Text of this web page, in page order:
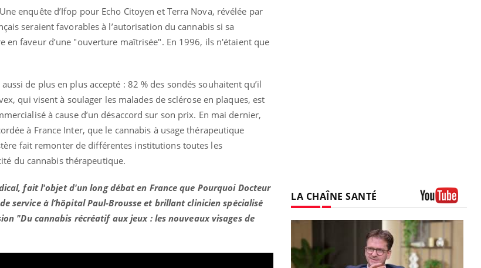
enquête d’Ifop pour Echo Citoyen et Terra Nova, révélée par
seraient favorables à l’autorisation du cannabis si sa
en faveur d’une "ouverture maîtrisée". En 1996, ils n'étaient que
de plus en plus accepté : 82 % des sondés souhaitent qu’il
qui visent à soulager les malades de sclérose en plaques, est
à cause d’un désaccord sur son prix. En mai dernier,
à France Inter, que le cannabis à usage thérapeutique
fait remonter de différentes institutions toutes les
du cannabis thérapeutique.
fait l'objet d'un long débat en France que Pourquoi Docteur
service à l’hôpital Paul-Brousse et brillant clinicien spécialisé
"Du cannabis récréatif aux jeux : les nouveaux visages de
LA CHAÎNE SANTÉ